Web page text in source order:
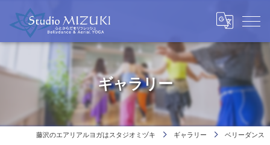
ギャラリー
藤沢のエアリアルヨガはスタジオミヅキ ギャラリー ベリーダンス